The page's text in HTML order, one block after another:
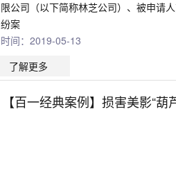
限公司（以下简称林芝公司）、被申请
纷案
时间：2019-05-13
了解更多
【百一经典案例】损害美影“